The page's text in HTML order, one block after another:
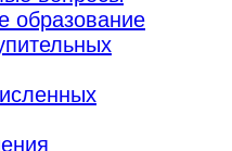
образование